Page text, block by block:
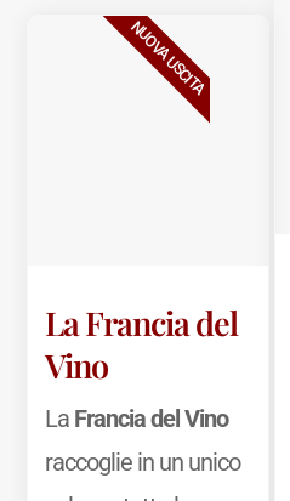
La Francia del
Vino
La Francia del Vino
raccoglie in un unico
NUOVA USCITA